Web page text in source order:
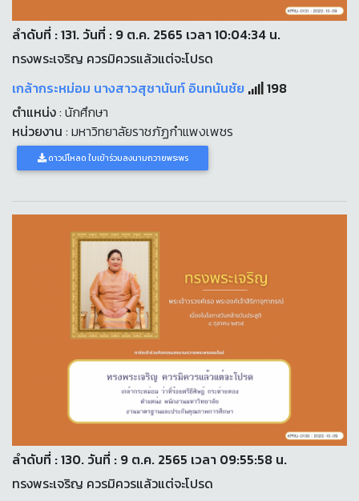
ลำดับที่ : 131. วันที่ : 9 ต.ค. 2565 เวลา 10:04:34 น.
ทรงพระเจริญ ควรมิควรแล้วแต่จะโปรด
เกล้ากระหม่อม นางสาวสุชานันท์ อินทนันชัย
198
ตำแหน่ง: นักศึกษา
หน่วยงาน : มหาวิทยาลัยราชภัฏกำแพงเพชร
ดาวน์โหลด ใบเข้าร่วมลงนามถวายพระพร
ลำดับที่ : 130. วันที่ : 9 ต.ค. 2565 เวลา 09:55:58 น.
ทรงพระเจริญ ควรมิควรแล้วแต่จะโปรด